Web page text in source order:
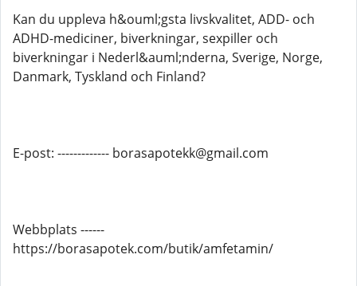
Kan du uppleva h&ouml;gsta livskvalitet, ADD- och
ADHD-mediciner, biverkningar, sexpiller och
biverkningar i Nederl&auml;nderna, Sverige, Norge,
Danmark, Tyskland och Finland?
E-post: ------------- borasapotekk@gmail.com
Webbplats ------
https://borasapotek.com/butik/amfetamin/